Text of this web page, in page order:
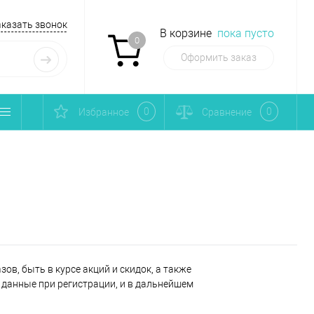
звонок
0
В корзине пока пусто
Оформить заказ
Избранное 0 Сравнение 0
быть в курсе акций и скидок, а также
при регистрации, и в дальнейшем